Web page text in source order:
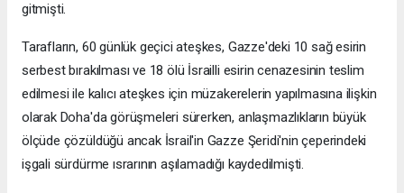
gitmişti.
Tarafların, 60 günlük geçici ateşkes, Gazze'deki 10 sağ esirin
serbest bırakılması ve 18 ölü İsrailli esirin cenazesinin teslim
edilmesi ile kalıcı ateşkes için müzakerelerin yapılmasına ilişkin
olarak Doha'da görüşmeleri sürerken, anlaşmazlıkların büyük
ölçüde çözüldüğü ancak İsrail'in Gazze Şeridi'nin çeperindeki
işgali sürdürme ısrarının aşılamadığı kaydedilmişti.